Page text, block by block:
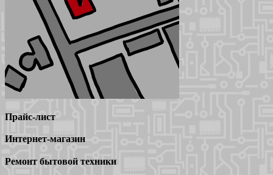
Прайс-лист
Интернет-магазин
Ремонт бытовой техники